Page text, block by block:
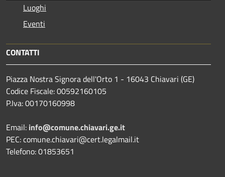
Luoghi
Eventi
CONTATTI
Piazza Nostra Signora dell'Orto 1 - 16043 Chiavari (GE)
Codice Fiscale: 00592160105
P.Iva: 00170160998
Email: info@comune.chiavari.ge.it
PEC: comune.chiavari@cert.legalmail.it
Telefono: 01853651